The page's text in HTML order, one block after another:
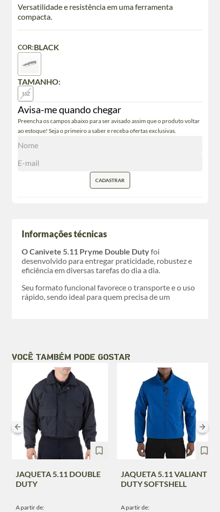
Versatilidade e resistência em uma ferramenta
compacta.
TAMANHO:
1SZ
COR:BLACK
Avisa-me quando chegar
Preencha os campos abaixo para ser avisado assim que o produto voltar
ao estoque! Seja o primeiro a saber e receba ofertas exclusivas.
CADASTRAR
Informações técnicas
O Canivete 5.11 Pryme Double Dutyfoi
desenvolvido para entregar praticidade, robustez e
eficiência em diversas tarefas do dia a dia.
Seu formato funcional favorece o transporte e o uso
rápido, sendo ideal para quem precisa de um
VOCÊ TAMBÉM PODE GOSTAR
JAQUETA 5.11 DOUBLE
DUTY
A partir de:
JAQUETA 5.11 VALIANT
DUTY SOFTSHELL
A partir de: